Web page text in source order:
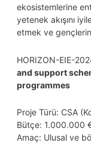
ekosistemlerine
yetenek akışını
etmek ve gençlerin
HORIZON-EIE-
and support
programmes
Proje Türü: CSA
Bütçe: 1.000.000
Amaç: Ulusal ve